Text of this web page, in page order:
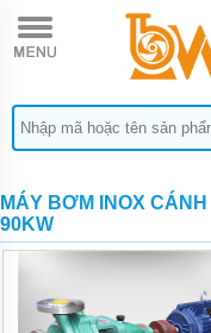
TRANG
CHỦ
BƠM
HÓA
CHẤT
ĐỊNH
LƯỢNG
HÓA
BƠM
MÁY BƠM INOX
90KW